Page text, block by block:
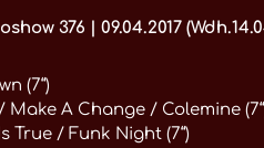
376 | 09.04.2017
(7“)
A Change / Colemine
True / Funk Night (7“)